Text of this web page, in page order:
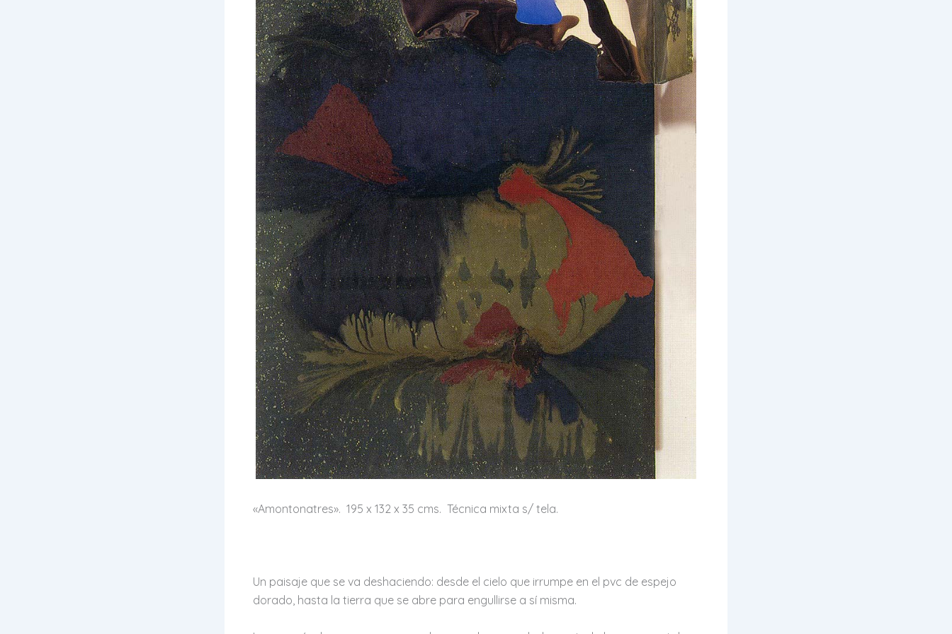
«Amontonatres». 195 x 132 x 35 cms. Técnica mixta s/ tela.
Un paisaje que se va deshaciendo: desde el cielo que irrumpe en el pvc de espejo
dorado, hasta la tierra que se abre para engullirse a sí misma.